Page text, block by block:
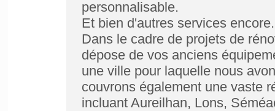
personnalisable.
Et bien d'autres services encore.
Dans le cadre de projets de
dépose de vos anciens
une ville pour laquelle nous
couvrons également une vaste
incluant Aureilhan, Lons,